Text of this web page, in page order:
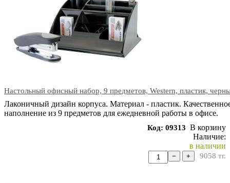
Настольный офисный набор, 9 предметов, Western, пластик,
Лаконичный дизайн корпуса. Материал - пластик.
наполнение из 9 предметов для ежедневной работы в офисе.
Код: 09313 В корзину
Наличие:
в наличии
9058 тг.
− +